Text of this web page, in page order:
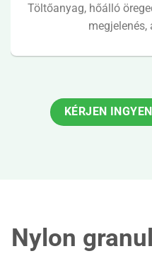
Töltőanyag, hőálló
megjelenés,
KÉRJEN
Nylon